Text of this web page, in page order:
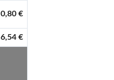
0,80 €
6,54 €